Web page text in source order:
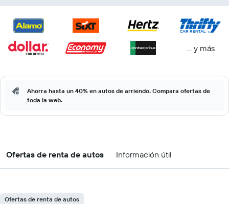
… y más
Ahorra hasta un 40% en autos de arriendo. Compara ofertas de
toda la web.
Ofertas de renta de autos Información útil
Ofertas de renta de autos